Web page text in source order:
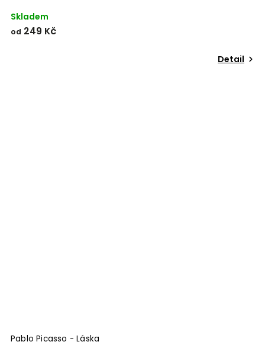
Skladem
od 249 Kč
Detail
Pablo Picasso - Láska